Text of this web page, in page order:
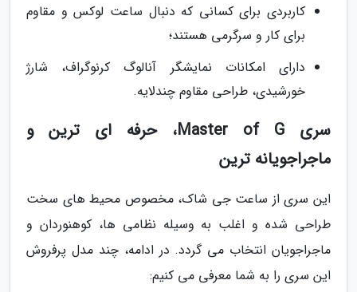
کاربردی برای کسانی که دنبال ساعت لوکس و مقاوم
برای کار و سرگرمی هستند؛
دارای امکانات نمایشگر آنالوگ کرنوگراف، شارژ
خورشیدی، طراحی مقاوم چندلایه.
سری Master of G، حرفه ای ترین و
ماجراجویانه ترین
این سری از ساعت جی شاک، مخصوص محیط های سخت
طراحی شده و اغلب به وسیله نظامی ها، کوهنوردان و
ماجراجویان انتخاب می گردد. در ادامه، چند مدل پرفروش
این سری را به شما معرفی می کنیم: